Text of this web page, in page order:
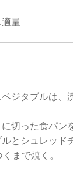
量
ジタブルは
切った食パン
とシュレッド
まで焼く。